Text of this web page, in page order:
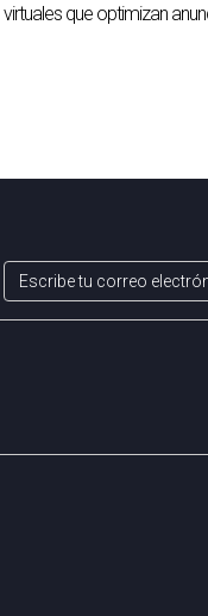
virtuales que optimizan